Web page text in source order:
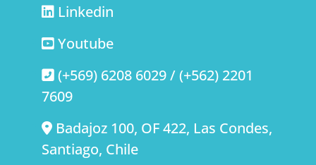
Linkedin
Youtube
(+569) 6208 6029 / (+562) 2201
7609
Badajoz 100, OF 422, Las Condes,
Santiago, Chile